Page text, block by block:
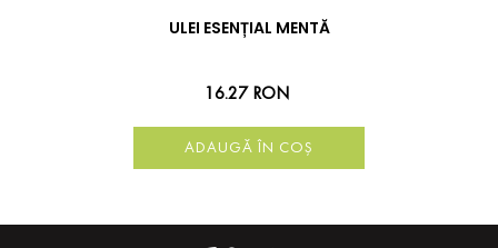
ULEI ESENȚIAL MENTĂ
16.27 RON
ADAUGĂ ÎN COȘ